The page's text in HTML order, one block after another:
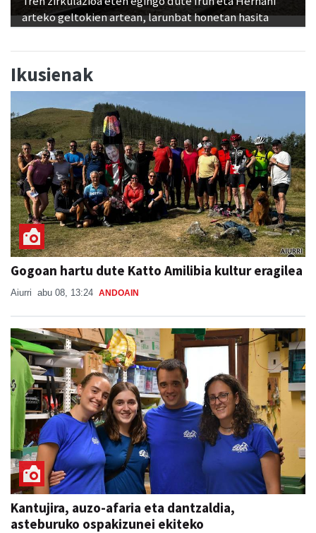
arteko geltokien artean, larunbat honetan hasita
Ikusienak
Gogoan hartu dute Katto Amilibia kultur eragilea
Aiurri abu 08, 13:24 ANDOAIN
Kantujira, auzo-afaria eta dantzaldia,
asteburuko ospakizunei ekiteko